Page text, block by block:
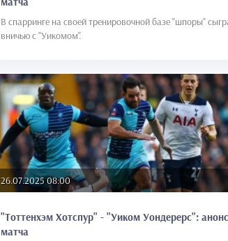
В спарринге на своей тренировочной базе "шпоры"
вничью с "Уикомом".
26.07.2025 08:00
"Тоттенхэм Хотспур" - "Уиком Уондерерс": анонс
матча